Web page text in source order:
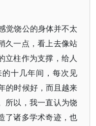
觉饶公的身体并不太
久一点，看上去像站
立柱作为支撑，给人
十几年间，每次见
的时候好，而且越来
所以，我一直认为饶
了诸多学术奇迹，也